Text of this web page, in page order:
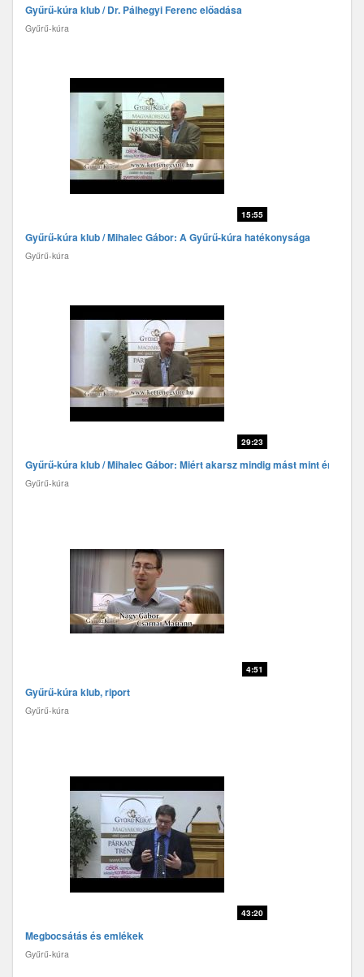
Gyűrű-kúra klub / Dr. Pálhegyi Ferenc előadása
Gyűrű-kúra
15:55
Gyűrű-kúra klub / Mihalec Gábor: A Gyűrű-kúra hatékonysága
Gyűrű-kúra
29:23
Gyűrű-kúra klub / Mihalec Gábor: Miért akarsz mindig mást mint én
Gyűrű-kúra
4:51
Gyűrű-kúra klub, riport
Gyűrű-kúra
43:20
Megbocsátás és emlékek
Gyűrű-kúra